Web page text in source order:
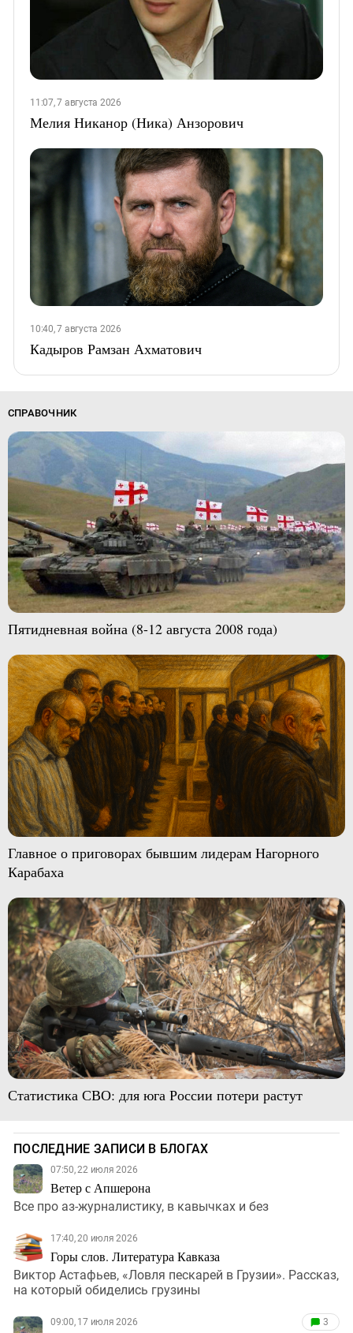
11:07, 7 августа 2026
Мелия Никанор (Ника) Анзорович
10:40, 7 августа 2026
Кадыров Рамзан Ахматович
СПРАВОЧНИК
Пятидневная война (8-12 августа 2008 года)
Главное о приговорах бывшим лидерам Нагорного
Карабаха
Статистика СВО: для юга России потери растут
ПОСЛЕДНИЕ ЗАПИСИ В БЛОГАХ
07:50, 22 июля 2026
Ветер с Апшерона
Все про аз-журналистику, в кавычках и без
17:40, 20 июля 2026
Горы слов. Литература Кавказа
Виктор Астафьев, «Ловля пескарей в Грузии». Рассказ,
на который обиделись грузины
09:00, 17 июля 2026 3